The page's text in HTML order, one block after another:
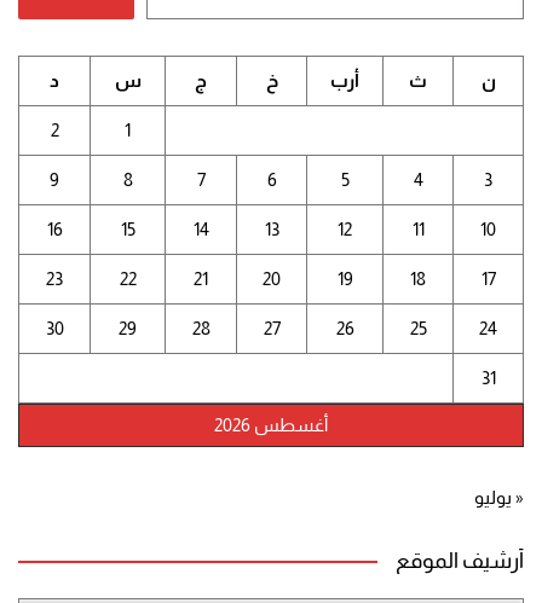
أغسطس 2026
ن ث أرب خ ج س د
1
2
3
4
5
6
7
8
9
10
11
12
13
14
15
16
17
18
19
20
21
22
23
24
25
26
27
28
29
30
31
« يوليو
أرشيف الموقع